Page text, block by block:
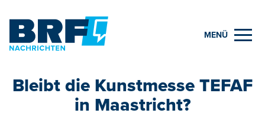
MENÜ
Bleibt die Kunstmesse TEFAF
in Maastricht?